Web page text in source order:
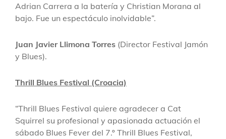
Adrian Carrera a la batería y Christian Morana al
bajo. Fue un espectáculo inolvidable”.
Juan Javier Llimona Torres (Director Festival Jamón
y Blues).
Thrill Blues Festival (Croacia)
“Thrill Blues Festival quiere agradecer a Cat
Squirrel su profesional y apasionada actuación el
sábado Blues Fever del 7.º Thrill Blues Festival,